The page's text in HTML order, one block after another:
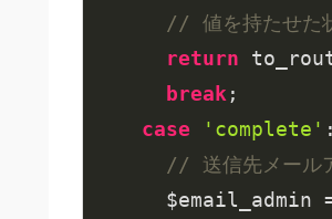
// 値を持たせた
return
break ;
case
'complete' :
// 送信先メール
$email_admin